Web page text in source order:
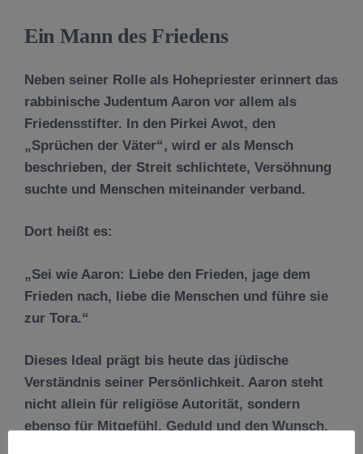
Ein Mann des Friedens
Neben seiner Rolle als Hohepriester erinnert das
rabbinische Judentum Aaron vor allem als
Friedensstifter. In den Pirkei Awot, den
„Sprüchen der Väter“, wird er als Mensch
beschrieben, der Streit schlichtete, Versöhnung
suchte und Menschen miteinander verband.
Dort heißt es:
„Sei wie Aaron: Liebe den Frieden, jage dem
Frieden nach, liebe die Menschen und führe sie
zur Tora.“
Dieses Ideal prägt bis heute das jüdische
Verständnis seiner Persönlichkeit. Aaron steht
nicht allein für religiöse Autorität, sondern
ebenso für Mitgefühl, Geduld und den Wunsch,